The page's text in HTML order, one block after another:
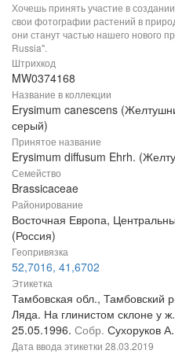
Хочешь принять участие в
свои фотографии растений в
они станут частью нашего нового
Russia".
Штрихкод
MW0374168
Название в коллекции
Erysimum canescens
серый)
Принятое название
Erysimum diffusum Ehrh.
Семейство
Brassicaceae
Районирование
Восточная Европа,
(Россия)
Геопривязка
52,7016, 41,6702
Этикетка
Тамбовская обл., Тамбовский
Ляда. На глинистом склоне у
25.05.1996. Собр. Сухоруков А.
Дата ввода этикетки 28.03.2019